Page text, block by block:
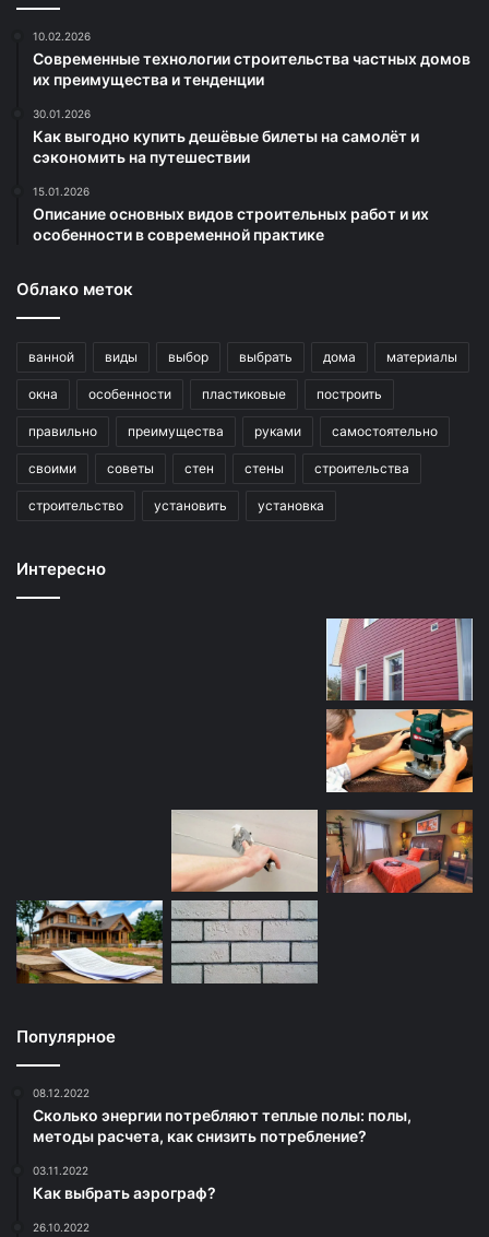
10.02.2026
Современные технологии строительства частных домов
их преимущества и тенденции
30.01.2026
Как выгодно купить дешёвые билеты на самолёт и
сэкономить на путешествии
15.01.2026
Описание основных видов строительных работ и их
особенности в современной практике
Облако меток
ванной виды выбор выбрать дома материалы
окна особенности пластиковые построить
правильно преимущества руками самостоятельно
своими советы стен стены строительства
строительство установить установка
Интересно
Популярное
08.12.2022
Сколько энергии потребляют теплые полы: полы,
методы расчета, как снизить потребление?
03.11.2022
Как выбрать аэрограф?
26.10.2022